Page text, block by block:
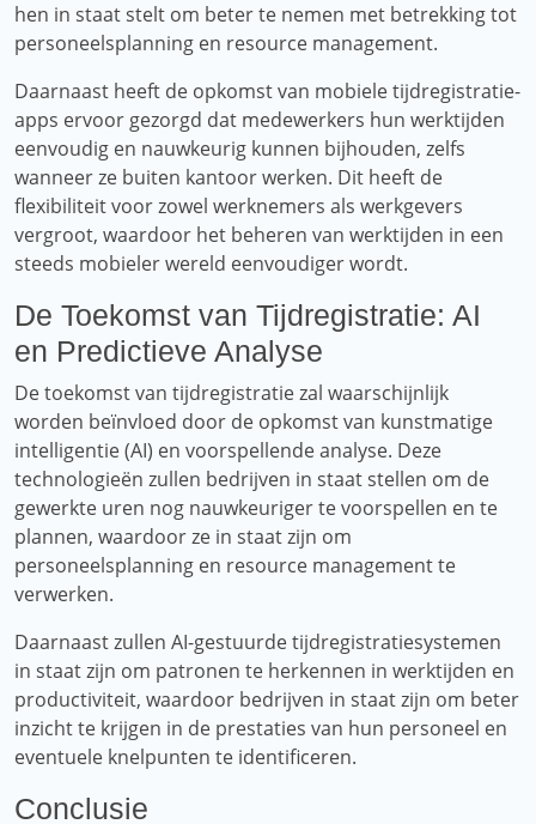
hen in staat stelt om beter te nemen met betrekking tot
personeelsplanning en resource management.
Daarnaast heeft de opkomst van mobiele tijdregistratie-
apps ervoor gezorgd dat medewerkers hun werktijden
eenvoudig en nauwkeurig kunnen bijhouden, zelfs
wanneer ze buiten kantoor werken. Dit heeft de
flexibiliteit voor zowel werknemers als werkgevers
vergroot, waardoor het beheren van werktijden in een
steeds mobieler wereld eenvoudiger wordt.
De Toekomst van Tijdregistratie: AI
en Predictieve Analyse
De toekomst van tijdregistratie zal waarschijnlijk
worden beïnvloed door de opkomst van kunstmatige
intelligentie (AI) en voorspellende analyse. Deze
technologieën zullen bedrijven in staat stellen om de
gewerkte uren nog nauwkeuriger te voorspellen en te
plannen, waardoor ze in staat zijn om
personeelsplanning en resource management te
verwerken.
Daarnaast zullen AI-gestuurde tijdregistratiesystemen
in staat zijn om patronen te herkennen in werktijden en
productiviteit, waardoor bedrijven in staat zijn om beter
inzicht te krijgen in de prestaties van hun personeel en
eventuele knelpunten te identificeren.
Conclusie